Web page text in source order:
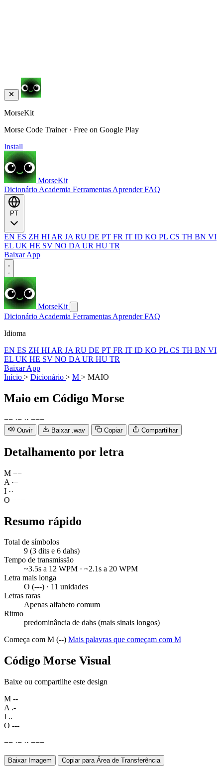
MorseKit
Morse Code Trainer · Free on Google Play
Install
MorseKit
Dicionário Academia Ferramentas AprenderFAQ
EN ES ZH HI AR JA RU DE PT FR IT ID KO PL CS TH BN VI
EL UK HE SV NO DA UR HU TR
Baixar App
MorseKit
Dicionário Academia Ferramentas AprenderFAQ
Idioma
EN ES ZH HI AR JA RU DE PT FR IT ID KO PL CS TH BN VI
EL UK HE SV NO DA UR HU TR
Baixar App
Início > Dicionário > M > MAIO
Maio em Código Morse
−− ·− ·· −−−
Ouvir Baixar .wav Copiar Compartilhar
Detalhamento por letra
M −−
A ·−
I ··
O −−−
Resumo rápido
Total de símbolos
9 (3 dits e 6 dahs)
Tempo de transmissão
~3.5s a 12 WPM · ~2.1s a 20 WPM
Letra mais longa
O (---) · 11 unidades
Letras raras
Apenas alfabeto comum
Ritmo
predominância de dahs (mais sinais longos)
Começa com M (--) Mais palavras que começam com M
Código Morse Visual
Baixe ou compartilhe este design
M --
A .-
I ..
O ---
−− ·− ·· −−−
Baixar Imagem Copiar para Área de Transferência